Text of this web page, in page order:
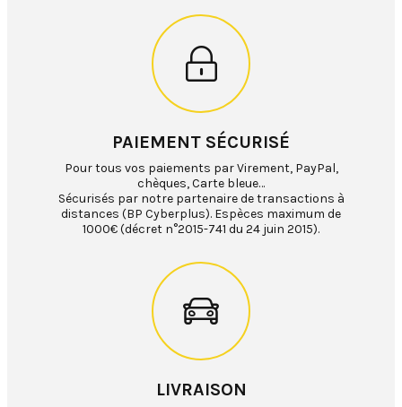
PAIEMENT SÉCURISÉ
Pour tous vos paiements par Virement, PayPal,
chèques, Carte bleue…
Sécurisés par notre partenaire de transactions à
distances (BP Cyberplus). Espèces maximum de
1000€ (décret n°2015-741 du 24 juin 2015).
LIVRAISON